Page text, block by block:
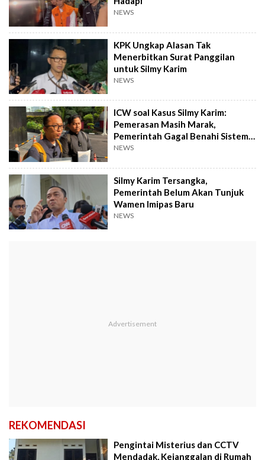
NEWS
KPK Ungkap Alasan Tak
Menerbitkan Surat Panggilan
untuk Silmy Karim
NEWS
ICW soal Kasus Silmy Karim:
Pemerasan Masih Marak,
Pemerintah Gagal Benahi Sistem
Perizinan.
NEWS
Silmy Karim Tersangka,
Pemerintah Belum Akan Tunjuk
Wamen Imipas Baru
NEWS
REKOMENDASI
Pengintai Misterius dan CCTV
Mendadak, Kejanggalan di Rumah